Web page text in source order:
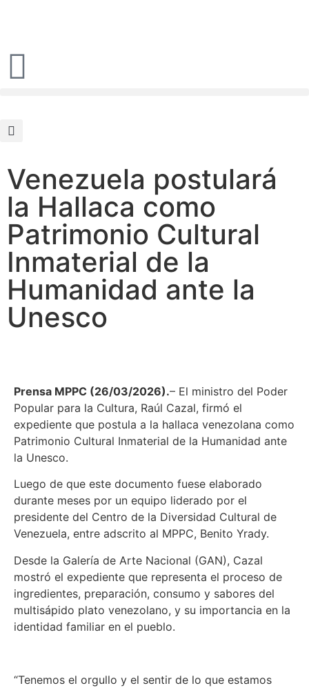
Venezuela postulará
la Hallaca como
Patrimonio Cultural
Inmaterial de la
Humanidad ante la
Unesco
Prensa MPPC (26/03/2026).– El ministro del Poder
Popular para la Cultura, Raúl Cazal, firmó el
expediente que postula a la hallaca venezolana como
Patrimonio Cultural Inmaterial de la Humanidad ante
la Unesco.
Luego de que este documento fuese elaborado
durante meses por un equipo liderado por el
presidente del Centro de la Diversidad Cultural de
Venezuela, entre adscrito al MPPC, Benito Yrady.
Desde la Galería de Arte Nacional (GAN), Cazal
mostró el expediente que representa el proceso de
ingredientes, preparación, consumo y sabores del
multisápido plato venezolano, y su importancia en la
identidad familiar en el pueblo.
“Tenemos el orgullo y el sentir de lo que estamos